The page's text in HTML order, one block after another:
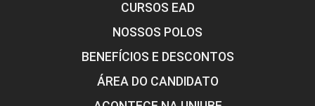
CURSOS EAD
NOSSOS POLOS
BENEFÍCIOS E DESCONTOS
ÁREA DO CANDIDATO